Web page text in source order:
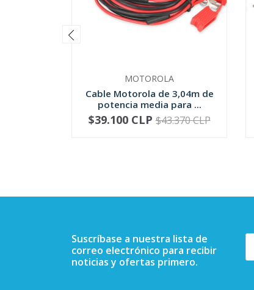
MOTOROLA
Cable Motorola de 3,04m de
potencia media para ...
+
-$39.100 CLP$43.370 CLP
Suscríbase a nuestra lista de
correo electrónico para recibir
noticias y ofertas primero.